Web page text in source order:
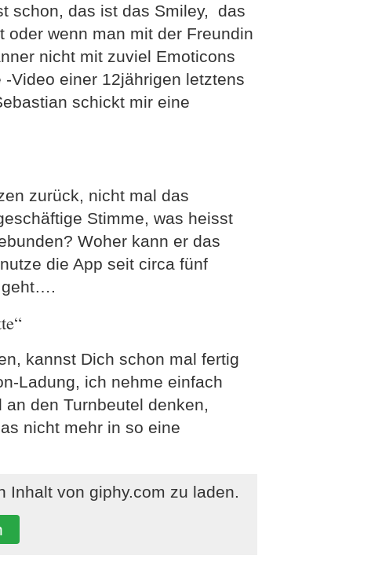
schon, das ist das Smiley, das
wenn man mit der Freundin
nicht mit zuviel Emoticons
Video einer 12jährigen letztens
schickt mir eine
zurück, nicht mal das
Stimme, was heisst
Woher kann er das
die App seit circa fünf
geht….
kannst Dich schon mal fertig
Ladung, ich nehme einfach
den Turnbeutel denken,
nicht mehr in so eine
Inhalt von giphy.com zu laden.